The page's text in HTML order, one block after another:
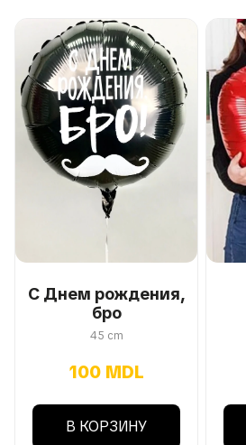
С Днем рождения,
бро
45 cm
100 MDL
В КОРЗИНУ